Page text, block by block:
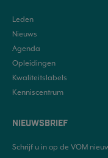
Leden
Nieuws
Agenda
Opleidingen
Kwaliteitslabels
Kenniscentrum
NIEUWSBRIEF
Schrijf u in op de VOM